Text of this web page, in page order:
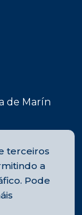
de Marín
terceiros
a
Pode